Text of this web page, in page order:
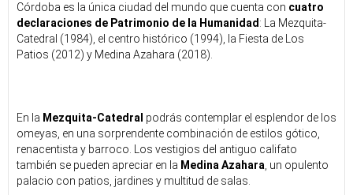
Córdoba es la única ciudad del mundo que cuenta con cuatro
declaraciones de Patrimonio de la Humanidad : La Mezquita-
Catedral (1984), el centro histórico (1994), la Fiesta de Los
Patios (2012) y Medina Azahara (2018).
En la Mezquita-Catedral podrás contemplar el esplendor de los
omeyas, en una sorprendente combinación de estilos gótico,
renacentista y barroco. Los vestigios del antiguo califato
también se pueden apreciar en la Medina Azahara , un opulento
palacio con patios, jardines y multitud de salas.